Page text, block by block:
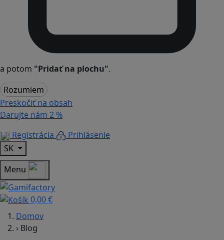
a potom "Pridať na plochu".
Rozumiem
Preskočiť na obsah
Darujte nám 2 %
Registrácia
Prihlásenie
SK
Menu
0,00 €
Domov
› Blog